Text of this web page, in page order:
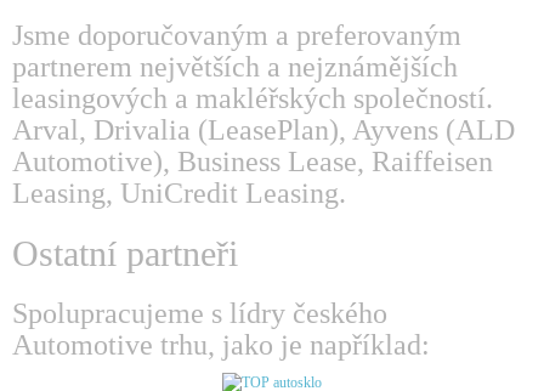
Jsme doporučovaným a preferovaným
partnerem největších a nejznámějších
leasingových a makléřských společností.
Arval, Drivalia (LeasePlan), Ayvens (ALD
Automotive), Business Lease, Raiffeisen
Leasing, UniCredit Leasing.
Ostatní partneři
Spolupracujeme s lídry českého
Automotive trhu, jako je například: